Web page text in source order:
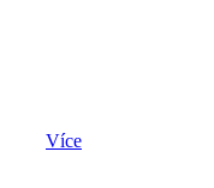
Více